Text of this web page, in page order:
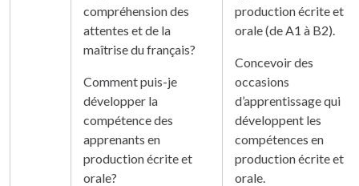
compréhension des
attentes et de la
maîtrise du français?
Comment puis-je
développer la
compétence des
apprenants en
production écrite et
orale?
production écrite et
orale (de A1 à B2).
Concevoir des
occasions
d’apprentissage qui
développent les
compétences en
production écrite et
orale.